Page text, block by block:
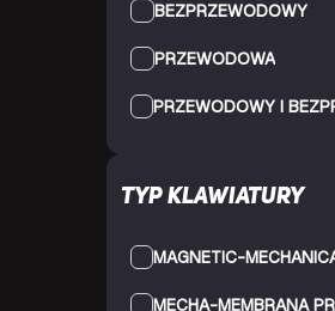
BEZPRZEWODOWY
PRZEWODOWA
Typ klawiatury